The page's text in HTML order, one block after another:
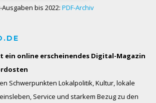
bis 2022: PDF-Archiv
ein online erscheinendes Digital-Magazin
Schwerpunkten Lokalpolitik, Kultur, lokale
Service und starkem Bezug zu den